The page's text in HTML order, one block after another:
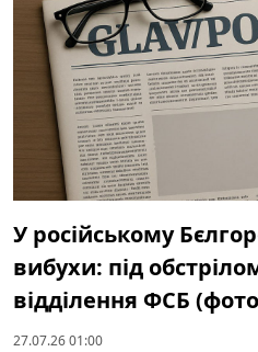
У російському
вибухи: під
відділення ФСБ
27.07.26 01:00